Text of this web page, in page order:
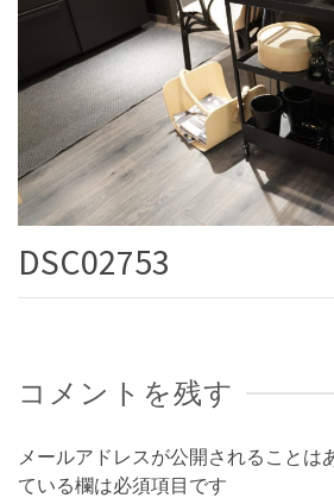
DSC02753
コメントを残す
メールアドレスが公開されることは
ている欄は必須項目です